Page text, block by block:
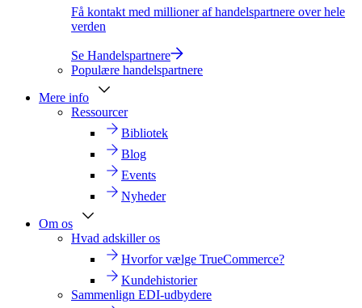
Få kontakt med millioner af handelspartnere over hele
verden
Se Handelspartnere
Populære handelspartnere
Mere info
Ressourcer
Bibliotek
Blog
Events
Nyheder
Om os
Hvad adskiller os
Hvorfor vælge TrueCommerce?
Kundehistorier
Sammenlign EDI-udbydere